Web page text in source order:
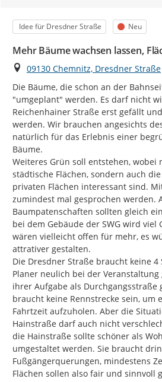
Kategorie
Idee für Dresdner Straße Status
Neu
Mehr Bäume wachsen lassen,
Ort
09130 Chemnitz, Dresdner Straße
Die Bäume, die schon an der
"umgeplant" werden. Es darf nicht
Reichenhainer Straße erst gefällt
werden. Wir brauchen angesichts
natürlich für das Erlebnis einer
Bäume.
Weiteres Grün soll entstehen, wobei
städtische Flächen, sondern auch
privaten Flächen interessant sind.
zumindest mal gesprochen werden.
Baumpatenschaften sollten gleich
bei dem Gebäude der SWG wird viel
wären vielleicht offen für mehr, es
attrativer gestalten.
Die Dresdner Straße braucht keine 4
Planer neulich bei der Veranstaltung
ihrer Aufgabe als Durchgangsstraße
braucht keine Rennstrecke sein, um
Fahrtzeit aufzuholen. Aber die
Hainstraße darf auch nicht
die Hainstraße sollte schöner als
umgestaltet werden. Sie braucht
Fußgängerquerungen, mindestens
Flächen sollen also fair und sinnvoll